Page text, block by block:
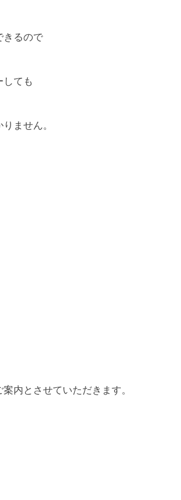
きるので
ても
ません。
内とさせていただきます。